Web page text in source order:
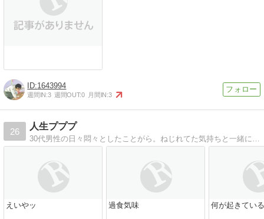
1643994
週間IN:3 週間OUT:0 月間IN:3
26
人生プププ
えいやッ 過食気味 何が起きてい